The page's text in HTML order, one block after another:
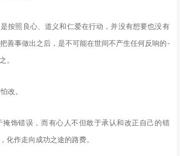
按照良心、道义和仁爱在行动，并没有想要也没有
善事做出之后，是不可能在世间不产生任何反响的-
。
改。
饰错误，而有心人不但敢于承认和改正自己的错
化作走向成功之途的路费。